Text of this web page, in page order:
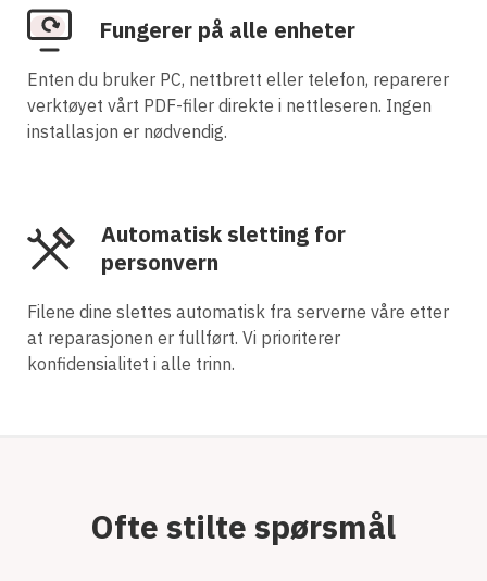
Fungerer på alle enheter
Enten du bruker PC, nettbrett eller telefon, reparerer
verktøyet vårt PDF-filer direkte i nettleseren. Ingen
installasjon er nødvendig.
Automatisk sletting for
personvern
Filene dine slettes automatisk fra serverne våre etter
at reparasjonen er fullført. Vi prioriterer
konfidensialitet i alle trinn.
Ofte stilte spørsmål